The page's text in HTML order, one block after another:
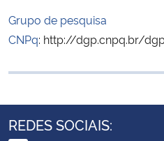
Ministério do Desenvolvimento Regional
Controladoria-Geral da União
Ministério da Mulher, da Família e dos
Secretaria-Geral
Grupo de pesquisa
CNPq: http://dgp.cnpq.br/
REDES SOCIAIS: